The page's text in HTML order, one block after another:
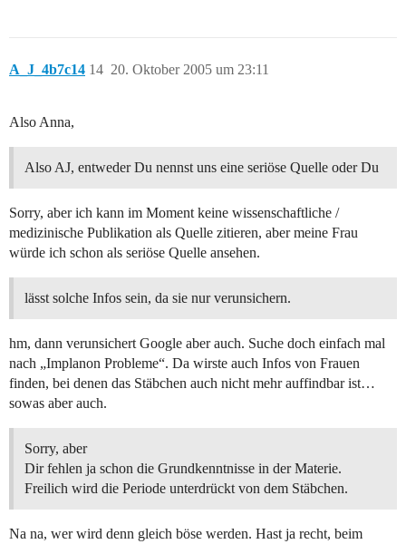
A_J_4b7c14 20. Oktober 2005 um 23:11
14
Also Anna,
Also AJ, entweder Du nennst uns eine seriöse Quelle oder Du
Sorry, aber ich kann im Moment keine wissenschaftliche /
medizinische Publikation als Quelle zitieren, aber meine Frau
würde ich schon als seriöse Quelle ansehen.
lässt solche Infos sein, da sie nur verunsichern.
hm, dann verunsichert Google aber auch. Suche doch einfach mal
nach „Implanon Probleme“. Da wirste auch Infos von Frauen
finden, bei denen das Stäbchen auch nicht mehr auffindbar ist…
sowas aber auch.
Sorry, aber
Dir fehlen ja schon die Grundkenntnisse in der Materie.
Freilich wird die Periode unterdrückt von dem Stäbchen.
Na na, wer wird denn gleich böse werden. Hast ja recht, beim